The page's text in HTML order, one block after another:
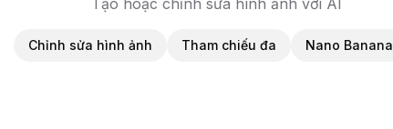
Chỉnh sửa hình ảnh Tham chiếu đa Nano